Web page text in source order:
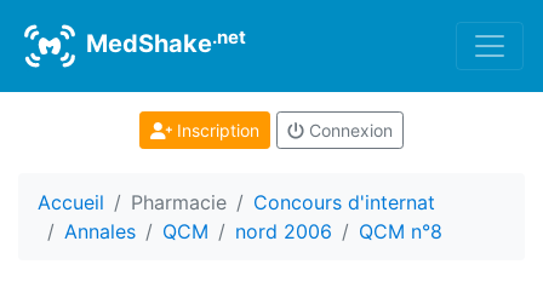
MedShake.net
Inscription Connexion
Accueil Pharmacie
Concours d'internat
Annales
QCM nord 2006 QCM n°8